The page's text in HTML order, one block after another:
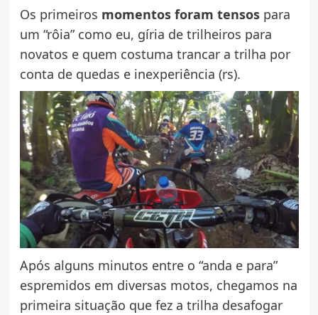
Os primeiros momentos foram tensospara
um “rôia” como eu, gíria de trilheiros para
novatos e quem costuma trancar a trilha por
conta de quedas e inexperiência (rs).
Após alguns minutos entre o “anda e para”
espremidos em diversas motos, chegamos na
primeira situação que fez a trilha desafogar